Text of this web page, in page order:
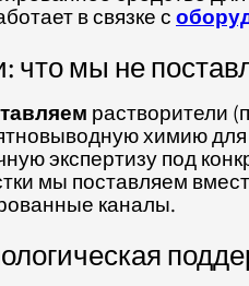
в связке с
что мы не
растворители
химию
экспертизу под
мы поставляем
каналы.